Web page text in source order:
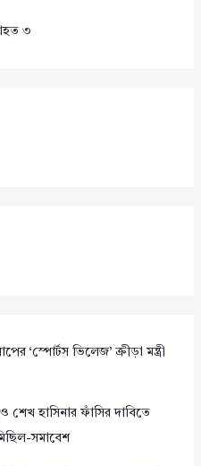
৩
‘স্পোর্টস ভিলেজ’ ক্রীড়া মন্ত্রী
শেখ হাসিনার ফাঁসির দাবিতে
সমাবেশ